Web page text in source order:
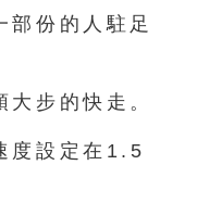
部份的人駐足
步的快走。
度設定在1.5